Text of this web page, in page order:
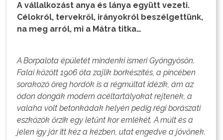
A vállalkozást anya és lánya együtt vezeti.
Célokról, tervekről, irányokról beszélgettünk,
na meg arról, mi a Mátra titka…
A Borpalota épületét mindenki ismeri Gyöngyösön.
Falai között 1906 óta zajlik borkészítés, a pincében
sorakozó öreg hordók is a régmúltat idézik, ám az
ódon dongák modern acéltartályokat rejtenek, a
valaha volt betonkádak helyén pedig régi borászati
eszközök őrzik egy letűnt kor emlékét. A múlt és a
jelen így jár itt kéz a kézben, utat engedve a jövőnek.